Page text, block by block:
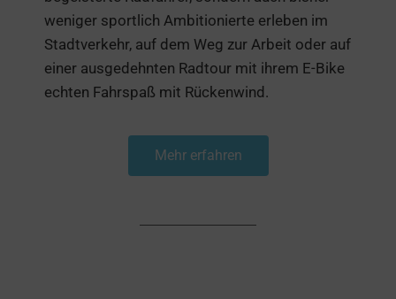
weniger sportlich Ambitionierte erleben im
Stadtverkehr, auf dem Weg zur Arbeit oder auf
einer ausgedehnten Radtour mit ihrem E-Bike
echten Fahrspaß mit Rückenwind.
Mehr erfahren